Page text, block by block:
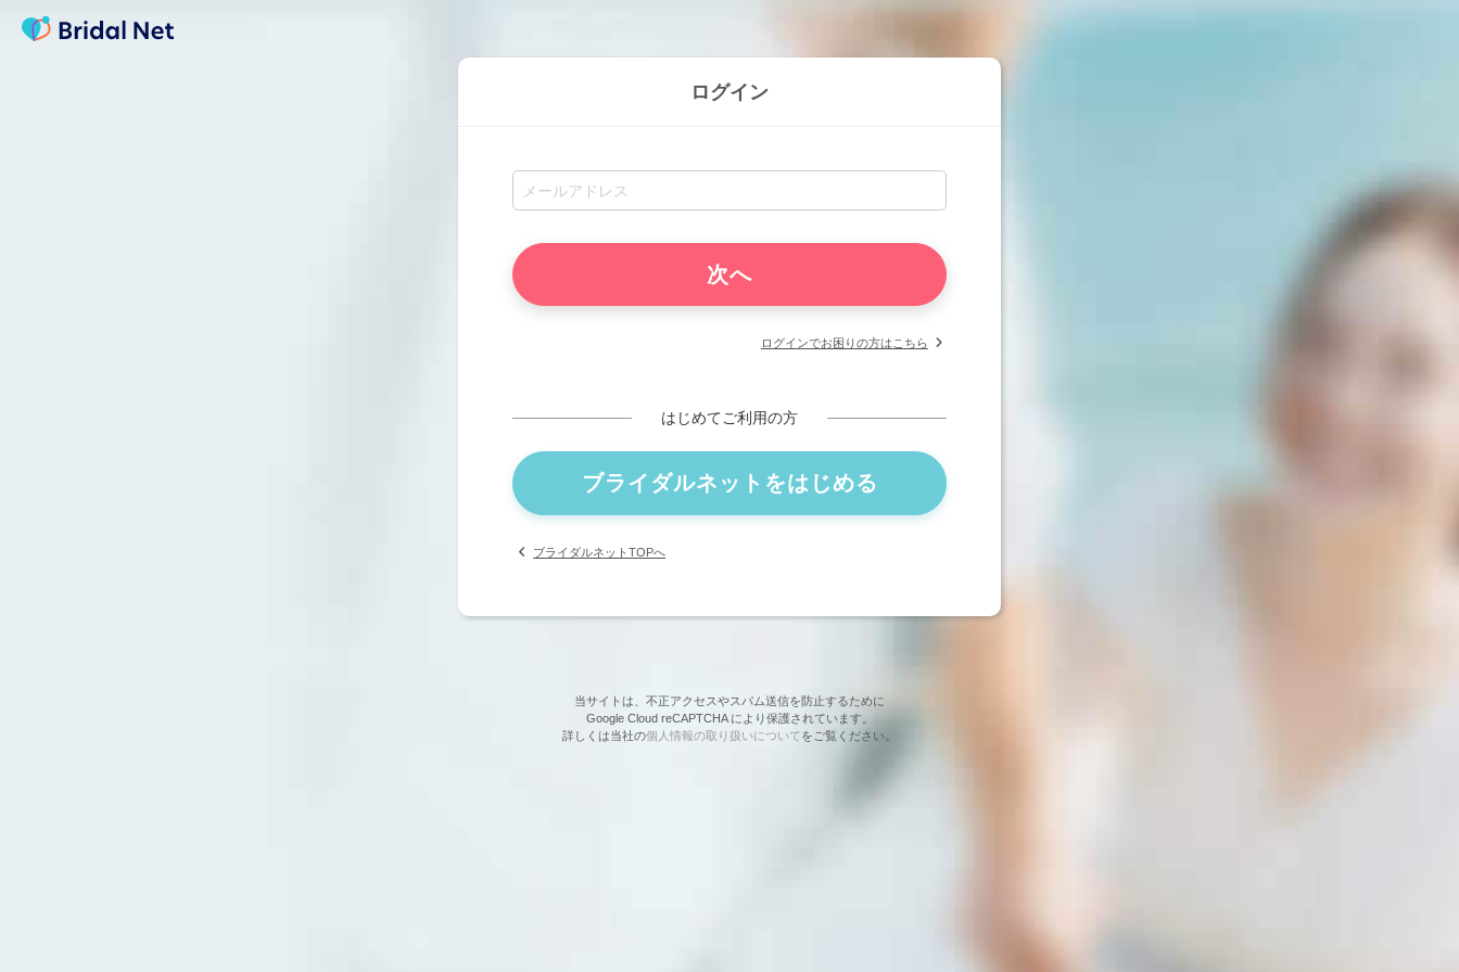
ログイン
ログインでお困りの方はこちら
はじめてご利用の方
ブライダルネットをはじめる
ブライダルネットTOPへ
当サイトは、不正アクセスやスパム送信を防止するために
Google Cloud reCAPTCHA により保護されています。
詳しくは当社の個人情報の取り扱いについてをご覧ください。